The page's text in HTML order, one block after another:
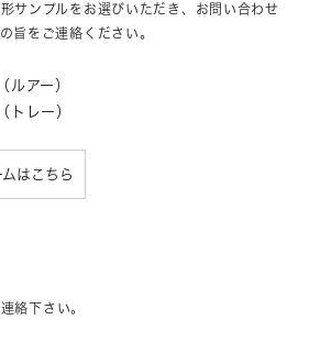
サンプルをお選びいただき、お問い合わせ
旨をご連絡ください。
ルアー）
トレー）
はこちら
絡下さい。